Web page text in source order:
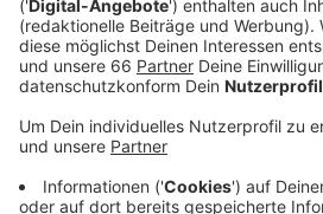
Veröffentlicht:Dienstag, 30.04.2024
Bei dieser Demo wird auch ein